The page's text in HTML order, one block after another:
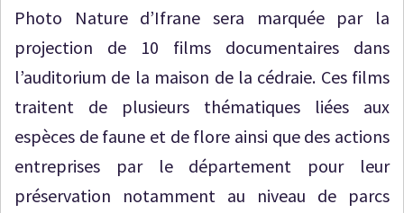
Photo Nature d’Ifrane sera marquée par la
projection de 10 films documentaires dans
l’auditorium de la maison de la cédraie. Ces films
traitent de plusieurs thématiques liées aux
espèces de faune et de flore ainsi que des actions
entreprises par le département pour leur
préservation notamment au niveau de parcs